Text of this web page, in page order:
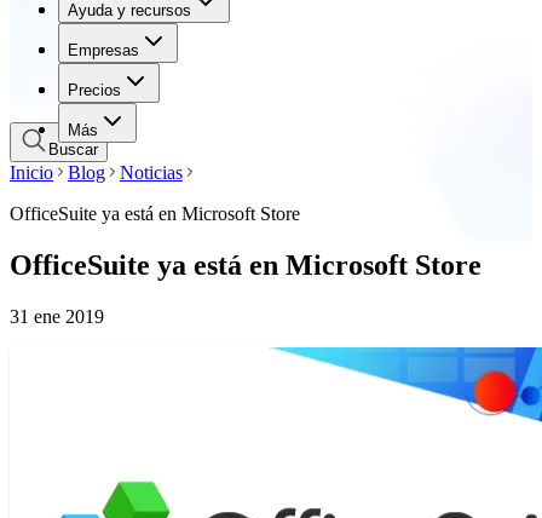
Ayuda y recursos
Empresas
Precios
Más
Ayuda y recursos
Empresas
Precios
Buscar
Inicio Blog
Noticias
OfficeSuite ya está en Microsoft Store
OfficeSuite ya está en Microsoft Store
31 ene 2019